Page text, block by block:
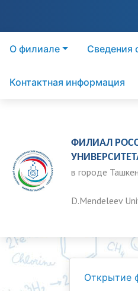
О филиале Сведения
Контактная информация
ФИЛИАЛ
в городе
D.Mendeleev
Открытие